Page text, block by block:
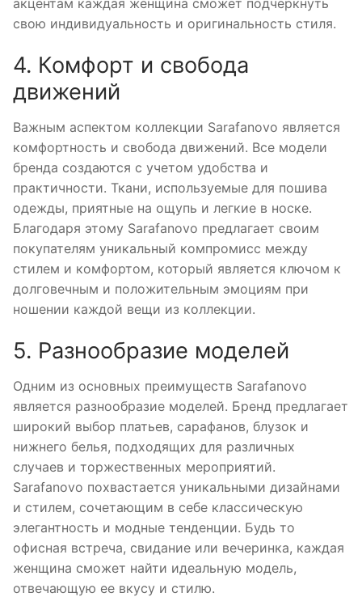
свою индивидуальность и оригинальность стиля.
4. Комфорт и свобода
движений
Важным аспектом коллекции Sarafanovo является
комфортность и свобода движений. Все модели
бренда создаются с учетом удобства и
практичности. Ткани, используемые для пошива
одежды, приятные на ощупь и легкие в носке.
Благодаря этому Sarafanovo предлагает своим
покупателям уникальный компромисс между
стилем и комфортом, который является ключом к
долговечным и положительным эмоциям при
ношении каждой вещи из коллекции.
5. Разнообразие моделей
Одним из основных преимуществ Sarafanovo
является разнообразие моделей. Бренд предлагает
широкий выбор платьев, сарафанов, блузок и
нижнего белья, подходящих для различных
случаев и торжественных мероприятий.
Sarafanovo похвастается уникальными дизайнами
и стилем, сочетающим в себе классическую
элегантность и модные тенденции. Будь то
офисная встреча, свидание или вечеринка, каждая
женщина сможет найти идеальную модель,
отвечающую ее вкусу и стилю.